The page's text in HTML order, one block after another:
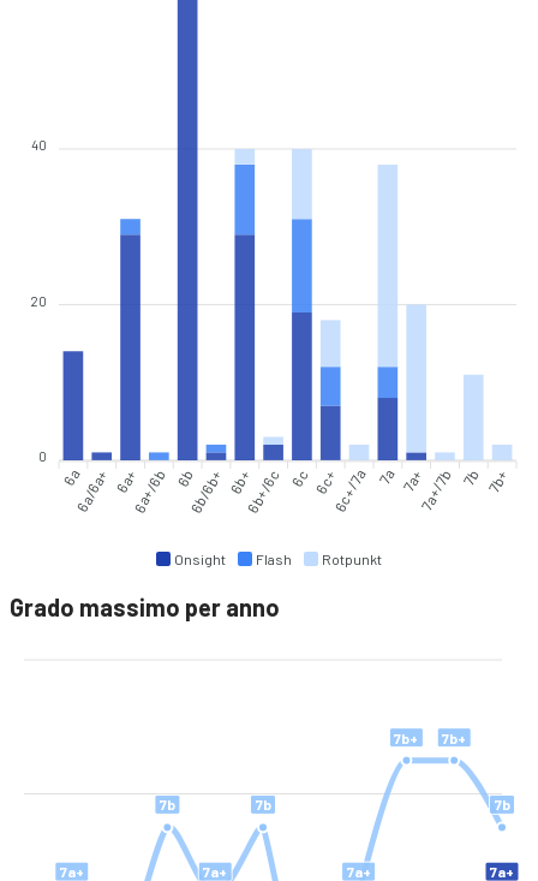
Onsight Flash Rotpunkt
40
20
0
6a6a/6a+ 6a+6a+/6b 6b6b/6b+ 6b+6b+/6c 6c 6c+6c+/7a 7a 7a+7a+/7b 7b 7b+
Grado massimo per anno
7a+
7a+
7b
7a+
7b
7a+
7b+ 7b+
7b